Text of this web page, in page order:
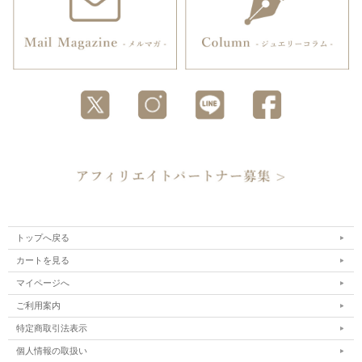
トップへ戻る
カートを見る
マイページへ
ご利用案内
特定商取引法表示
個人情報の取扱い